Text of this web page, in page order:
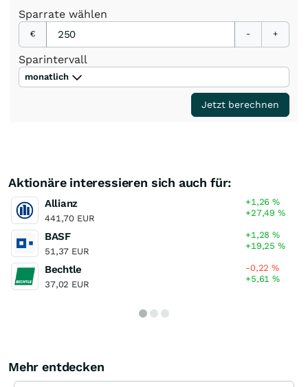
Sparrate wählen
€ - +
Sparintervall
monatlich
Jetzt berechnen
Aktionäre interessieren sich auch für:
Allianz
441,70 EUR
+1,26%
+27,49%
BASF
51,37 EUR
+1,28%
+19,25%
Bechtle
37,02 EUR
-0,22%
+5,61%
Mehr entdecken